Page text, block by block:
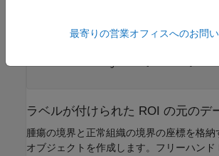
roiPoints = struct with fields:
ラベルが付けられた ROI の元のデ
腫瘍の境界と正常組織の境界の座標を格
オブジェクトを作成します。フリーハン
最寄りの営業オフィスへのお問